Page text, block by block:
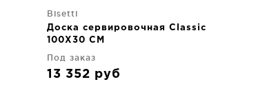
Bisetti
Доска сервировочная Classic
100X30 CM
Под заказ
13 352 руб